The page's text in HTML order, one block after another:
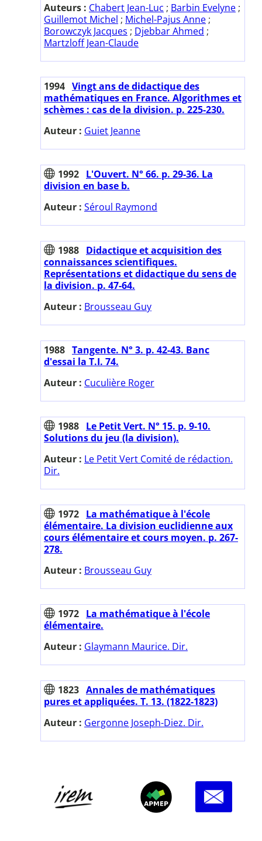
Auteurs : Chabert Jean-Luc ; Barbin Evelyne ;
Guillemot Michel ; Michel-Pajus Anne ;
Borowczyk Jacques ; Djebbar Ahmed ;
Martzloff Jean-Claude
1994 Vingt ans de didactique des
mathématiques en France. Algorithmes et
schèmes : cas de la division. p. 225-230.
Auteur : Guiet Jeanne
1992 L'Ouvert. N° 66. p. 29-36. La
division en base b.
Auteur : Séroul Raymond
1988 Didactique et acquisition des
connaissances scientifiques.
Représentations et didactique du sens de
la division. p. 47-64.
Auteur : Brousseau Guy
1988 Tangente. N° 3. p. 42-43. Banc
d'essai la T.I. 74.
Auteur : Cuculière Roger
1988 Le Petit Vert. N° 15. p. 9-10.
Solutions du jeu (la division).
Auteur : Le Petit Vert Comité de rédaction.
Dir.
1972 La mathématique à l'école
élémentaire. La division euclidienne aux
cours élémentaire et cours moyen. p. 267-
278.
Auteur : Brousseau Guy
1972 La mathématique à l'école
élémentaire.
Auteur : Glaymann Maurice. Dir.
1823 Annales de mathématiques
pures et appliquées. T. 13. (1822-1823)
Auteur : Gergonne Joseph-Diez. Dir.